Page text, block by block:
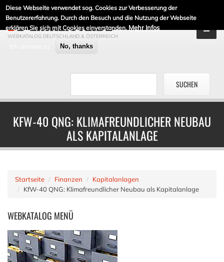
Diese Webseite verwendet sog. Cookies zur Verbesserung der
Benutzererfahrung. Durch den Besuch und die Nutzung der Webseite
erklären Sie sich mit Cookies einverstanden. Mehr Infos
No, thanks
DE-LINKLISTE.DE
WEBKATALOG DEUTSCHLAND & ÖSTERREICH
KFW-40 QNG: KLIMAFREUNDLICHER NEUBAU
ALS KAPITALANLAGE
Startseite Finanzen
Kapitalanlagen
KfW-40 QNG: Klimafreundlicher Neubau als Kapitalanlage
WEBKATALOG MENÜ